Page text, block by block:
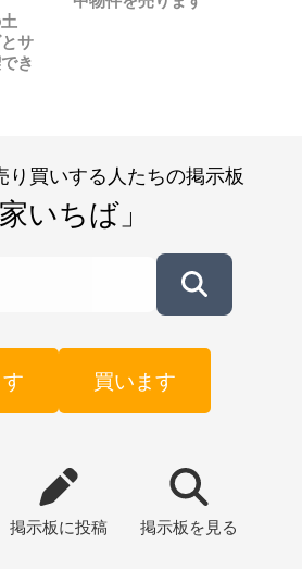
サ
き
り買いする人たちの掲示板
家いちば」
買います
掲示板に投稿 掲示板 を見る